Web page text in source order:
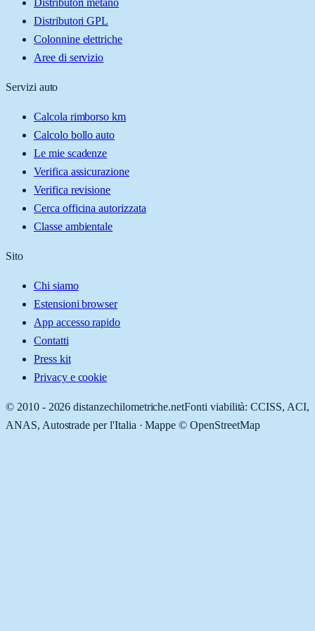
Distributori metano
Distributori GPL
Colonnine elettriche
Aree di servizio
Servizi auto
Calcola rimborso km
Calcolo bollo auto
Le mie scadenze
Verifica assicurazione
Verifica revisione
Cerca officina autorizzata
Classe ambientale
Sito
Chi siamo
Estensioni browser
App accesso rapido
Contatti
Press kit
Privacy e cookie
© 2010 - 2026 distanzechilometriche.netFonti viabilità: CCISS, ACI,
ANAS, Autostrade per l'Italia · Mappe © OpenStreetMap